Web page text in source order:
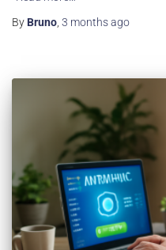
By Bruno 3 monthsago